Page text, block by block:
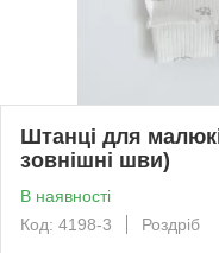
Штанці для
зовнішні шви)
В наявності
Код: 4198-3
Роздріб